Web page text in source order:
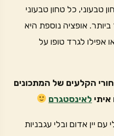
טבעוני, כל טחון טבעוני
אופציה נוספת היא
אפילו לגרד טופו על
הקלעים של המתכונים
לאינסטגרם
יין אדום ובלי עגבניות